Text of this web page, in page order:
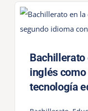
Bachillerato
inglés
tecnología